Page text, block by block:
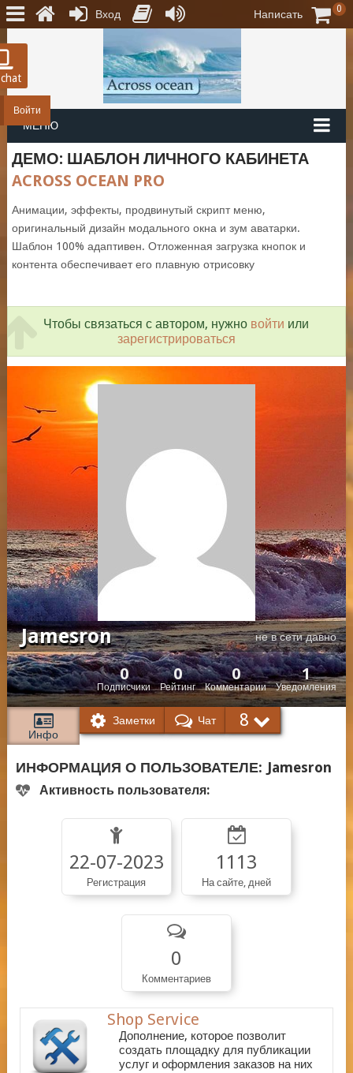
Войти
МЕНЮ
ДЕМО: ШАБЛОН ЛИЧНОГО КАБИНЕТА
ACROSS OCEAN PRO
Анимации, эффекты, продвинутый скрипт меню,
оригинальный дизайн модального окна и зум аватарки.
Шаблон 100% адаптивен. Отложенная загрузка кнопок и
контента обеспечивает его плавную отрисовку
Чтобы связаться с автором, нужно войти или
зарегистрироваться
Jamesron не в сети давно
Подписчики
0
Рейтинг
0
Комментарии
0
Уведомления
1
Инфо
Заметки Чат 8
ИНФОРМАЦИЯ О ПОЛЬЗОВАТЕЛЕ: Jamesron
Активность пользователя:
22-07-2023
Регистрация
1113
На сайте, дней
0
Комментариев
Shop Service
Дополнение, которое позволит
создать площадку для публикации
услуг и оформления заказов на них
Вход Написать 0